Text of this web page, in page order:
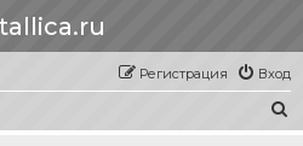
Вход
Регистрация